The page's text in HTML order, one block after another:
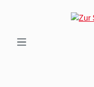
Zum Hauptinhalt springen